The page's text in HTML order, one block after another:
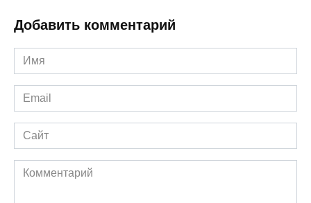
Добавить комментарий
Имя
*
Email
*
Сайт
Комментарий